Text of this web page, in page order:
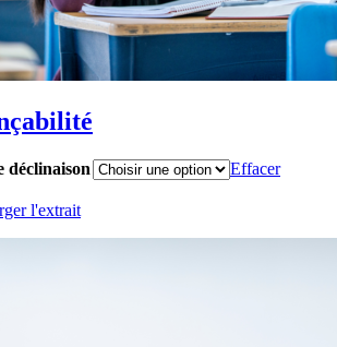
déclinaison Effacer
l'extrait